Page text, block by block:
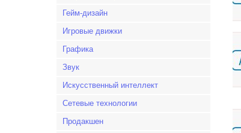
Гейм-дизайн
Игровые движки
Графика
Звук
Искусственный интеллект
Сетевые технологии
Продакшен